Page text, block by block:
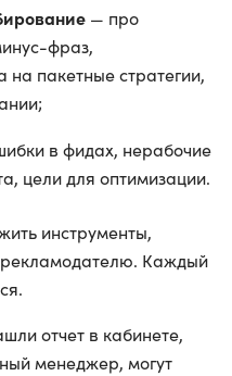
— про
фраз,
на пакетные стратегии,
в фидах, нерабочие
цели для оптимизации.
инструменты,
рекламодателю. Каждый
отчет в кабинете,
менеджер, могут